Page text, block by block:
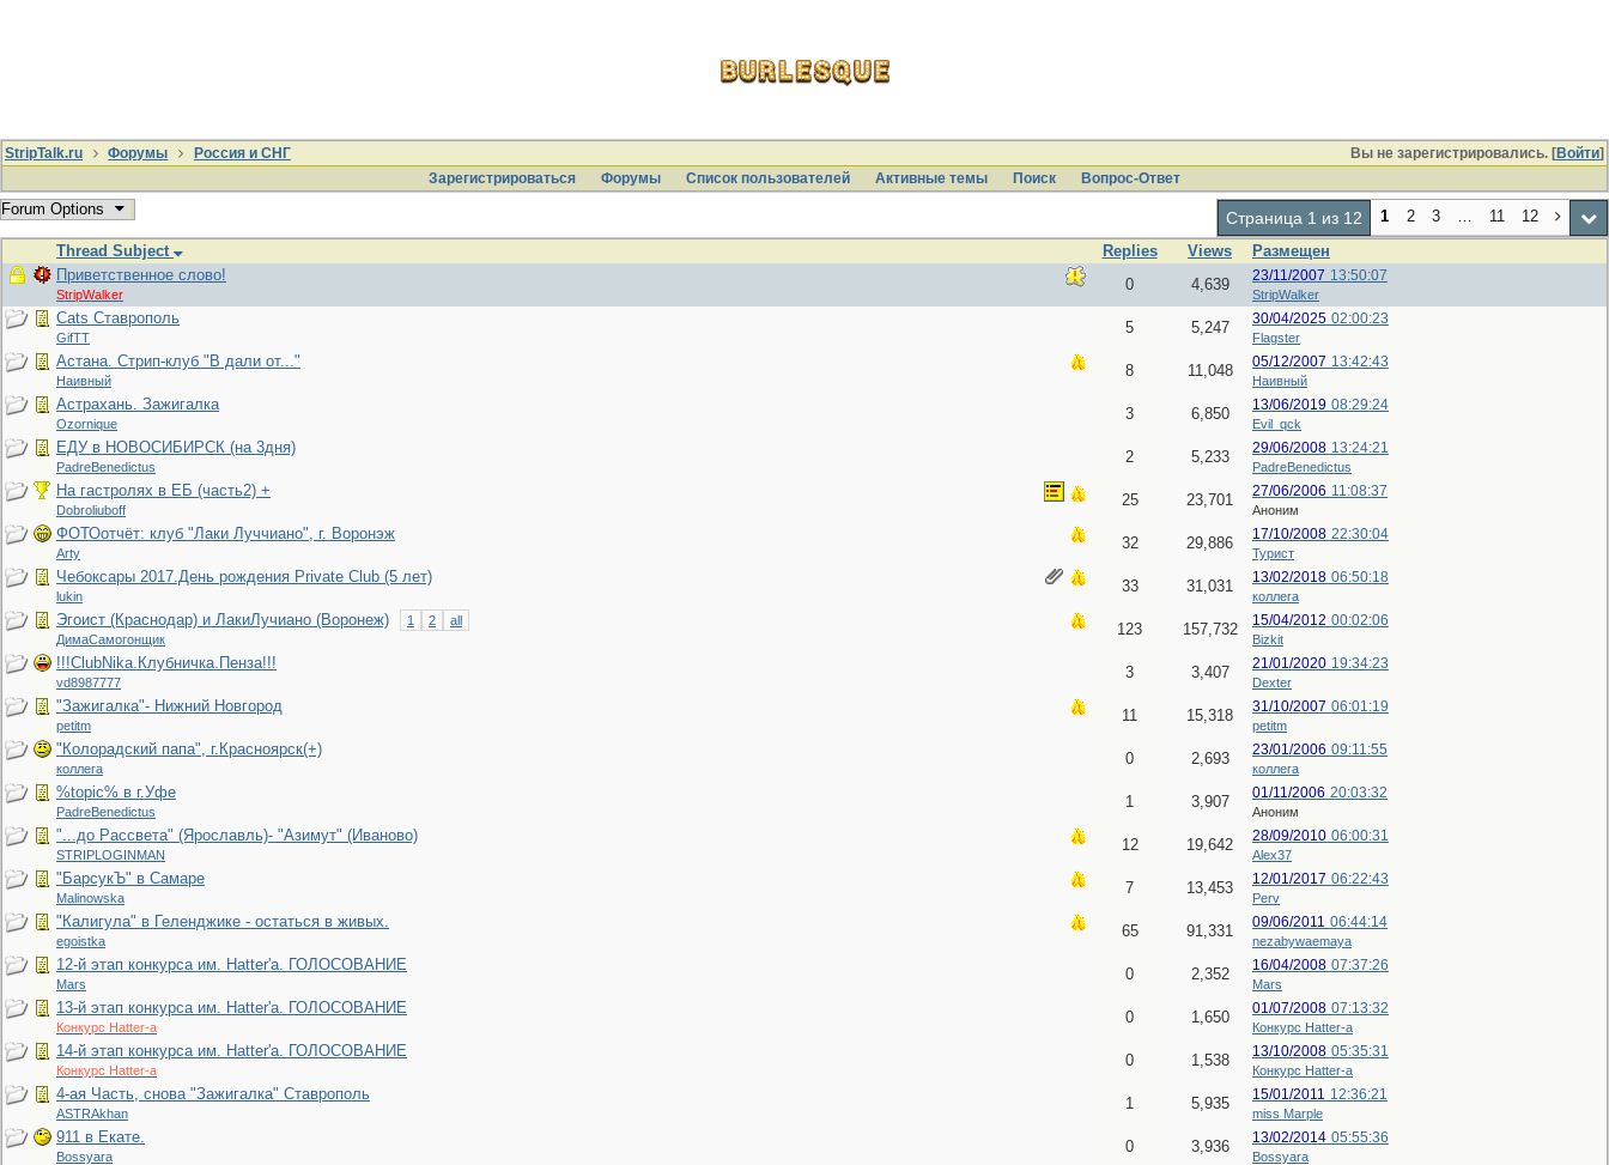
Вы не зарегистрировались. [Войти]
StripTalk.ru Форумы
Россия и СНГ
Зарегистрироваться
Форумы Список пользователей Активные темы Поиcк Вопрос-Ответ
Forum Options Страница 1 из 12 1 2 3 … 11
12
Thread Subject
Replies Views
Размещен
Приветственное слово!
StripWalker
0 4,639 23/11/2007 13:50:07
StripWalker
Cats Ставрополь
GifTT
5 5,247 30/04/2025 02:00:23
Flagster
Астана. Стрип-клуб "В дали от..."
Наивный
8 11,048 05/12/2007 13:42:43
Наивный
Астрахань. Зажигалка
Ozornique
3 6,850 13/06/2019 08:29:24
Evil_qck
ЕДУ в НОВОСИБИРСК (на 3дня)
PadreBenedictus
2 5,233 29/06/2008 13:24:21
PadreBenedictus
На гастролях в ЕБ (часть2) +
Dobroliuboff
25 23,701 27/06/2006 11:08:37
Аноним
ФОТОотчёт: клуб "Лаки Луччиано", г. Воронэж
Arty
32 29,886 17/10/2008 22:30:04
Турист
Чебоксары 2017.День рождения Private Club (5 лет)
lukin
33 31,031 13/02/2018 06:50:18
коллега
Эгоист (Краснодар) и ЛакиЛучиано (Воронеж) 1 2
all
ДимаСамогонщик
123 157,732 15/04/2012 00:02:06
Bizkit
!!!ClubNika.Клубничка.Пенза!!!
vd8987777
3 3,407 21/01/2020 19:34:23
Dexter
"Зажигалка"- Нижний Новгород
petitm
11 15,318 31/10/2007 06:01:19
petitm
"Колорадский папа", г.Красноярск(+)
коллега
0 2,693 23/01/2006 09:11:55
коллега
%topic% в г.Уфе
PadreBenedictus
1 3,907 01/11/2006 20:03:32
Аноним
"...до Рассвета" (Ярославль)- "Азимут" (Иваново)
STRIPLOGINMAN
12 19,642 28/09/2010 06:00:31
Alex37
"БарсукЪ" в Самаре
Malinowska
7 13,453 12/01/2017 06:22:43
Perv
"Калигула" в Геленджике - остаться в живых.
egoistka
65 91,331 09/06/2011 06:44:14
nezabywaemaya
12-й этап конкурса им. Hatter'a. ГОЛОСОВАНИЕ
Mars
0 2,352 16/04/2008 07:37:26
Mars
13-й этап конкурса им. Hatter'a. ГОЛОСОВАНИЕ
Конкурс Hatter-a
0 1,650 01/07/2008 07:13:32
Конкурс Hatter-a
14-й этап конкурса им. Hatter'a. ГОЛОСОВАНИЕ
Конкурс Hatter-a
0 1,538 13/10/2008 05:35:31
Конкурс Hatter-a
4-ая Часть, снова "Зажигалка" Ставрополь
ASTRAkhan
1 5,935 15/01/2011 12:36:21
miss Marple
911 в Екате.
Bossyara
0 3,936 13/02/2014 05:55:36
Bossyara